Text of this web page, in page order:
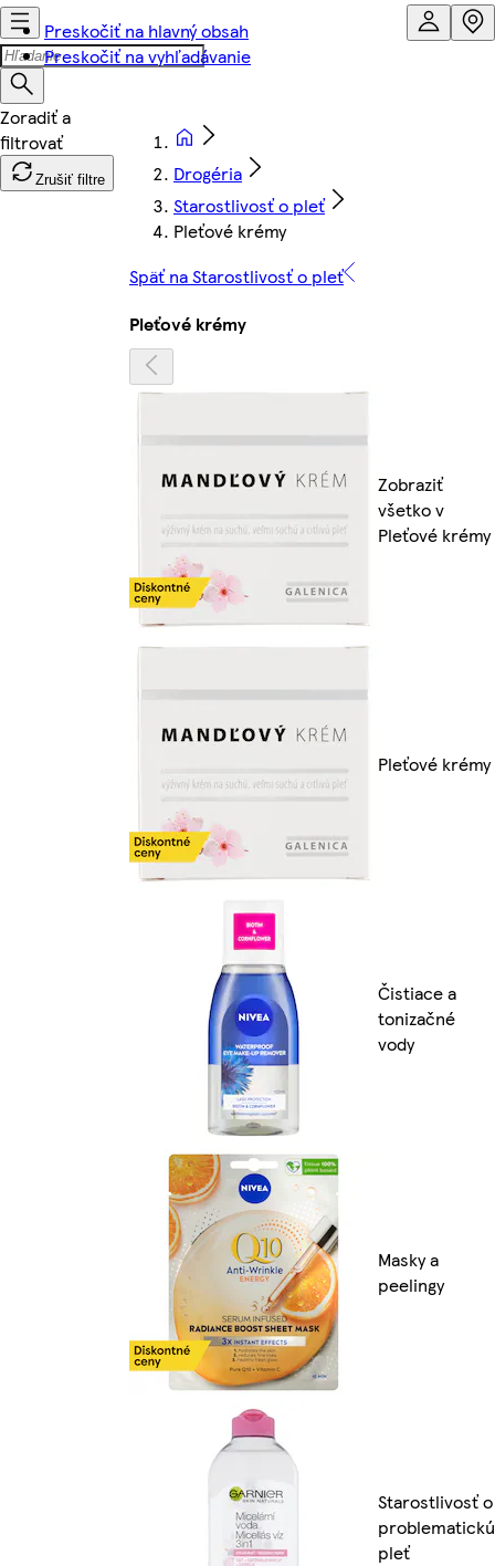
Preskočiť na hlavný obsah
Preskočiť na vyhľadávanie
Zrušiť filtre
Drogéria
Starostlivosť o pleť
Pleťové krémy
Späť na Starostlivosť o pleť
Pleťové krémy
Zobraziť
všetko v
Pleťové krémy
Pleťové krémy
Čistiace a
tonizačné
vody
Masky a
peelingy
Starostlivosť o
problematickú
pleť